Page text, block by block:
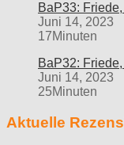
BaP33:
Juni 14, 2023
17Minuten
BaP32:
Juni 14, 2023
25Minuten
Aktuelle